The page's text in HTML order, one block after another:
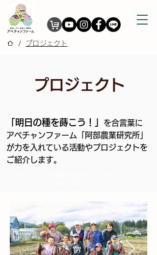
/ プロジェクト
プロジェクト
「明日の種を蒔こう！」
を合言葉に
アベチャンファーム「阿部農業研究所」
が力を入れている活動やプロジェクトを
ご紹介します。